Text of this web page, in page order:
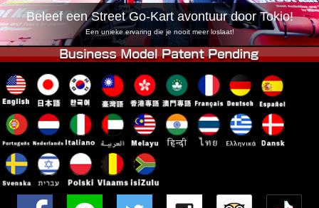
Tokio Asakusa Osaka
Okinawa
Beleef een Street Go-Kart avontuur door Tokio!
Een unieke ervaring die je nooit meer loslaat!